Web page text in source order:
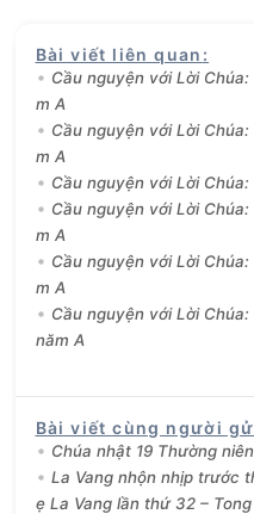
Bài viết liên quan :
Cầu nguyện với Lời
m A
Cầu nguyện với Lời
m A
Cầu nguyện với Lời
Cầu nguyện với Lời
m A
Cầu nguyện với Lời
m A
Cầu nguyện với Lời
năm A
Bài viết cùng người
Chúa nhật 19 Thường
La Vang nhộn nhịp trước
ẹ La Vang lần thứ 32 –